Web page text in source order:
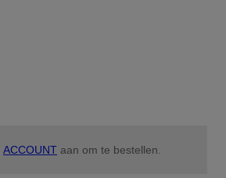
ACCOUNT aan om te bestellen.